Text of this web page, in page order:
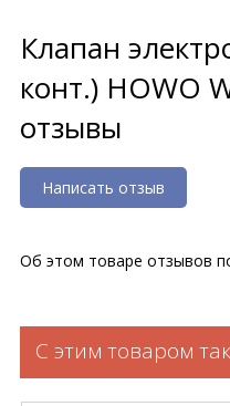
Клапан
конт.) HOWO
отзывы
Написать отзыв
Об этом товаре отзывов
С этим товаром